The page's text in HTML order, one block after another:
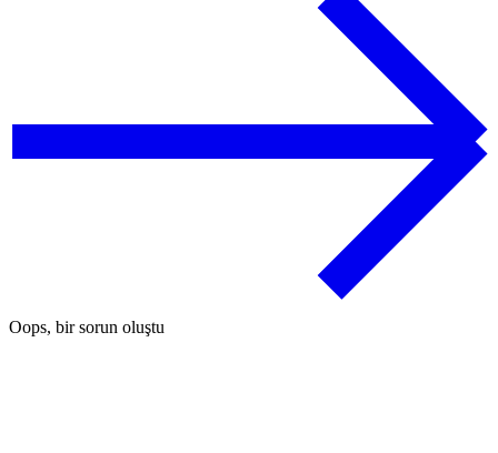
Oops, bir sorun oluştu